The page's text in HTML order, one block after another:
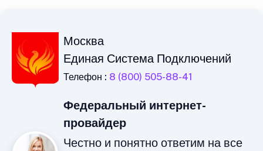
Москва
Единая Система Подключений
Телефон : 8 (800) 505-88-41
Федеральный интернет-
провайдер
Честно и понятно ответим на все